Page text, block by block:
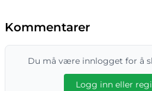
Kommentarer
Du må være innlogget for å
Logg inn eller